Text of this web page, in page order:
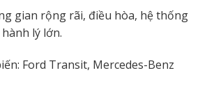
gian rộng rãi, điều hòa, hệ thống
lý lớn.
Ford Transit, Mercedes-Benz